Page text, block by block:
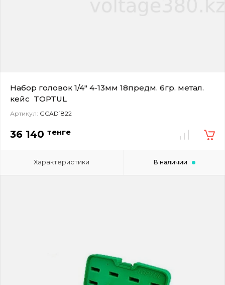
Набор головок 1/4" 4-13мм 18предм. 6гр. метал.
кейс TOPTUL
Артикул: GCAD1822
36 140 тенге
Характеристики В наличии